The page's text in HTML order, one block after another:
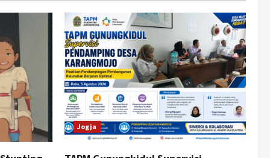
Jogja